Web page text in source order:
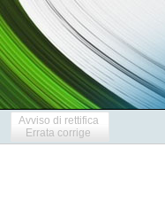
Avviso di rettifica
Errata corrige